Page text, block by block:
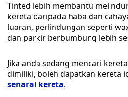
Tinted lebih membantu
kereta daripada haba dan
luaran, perlindungan seperti
dan parkir berbumbung lebih
Jika anda sedang mencari
dimiliki, boleh dapatkan kereta
senarai kereta.